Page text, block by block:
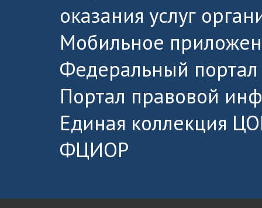
оказания услуг
Мобильное
Федеральный портал
Портал правовой
Единая коллекция
ФЦИОР